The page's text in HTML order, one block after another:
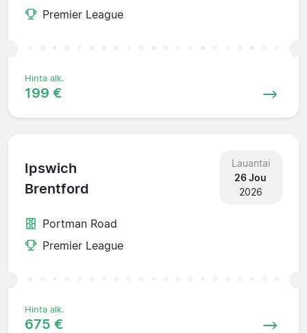
Premier League
Hinta alk.
199 €
Ipswich
Brentford
Lauantai
26 Jou
2026
Portman Road
Premier League
Hinta alk.
675 €